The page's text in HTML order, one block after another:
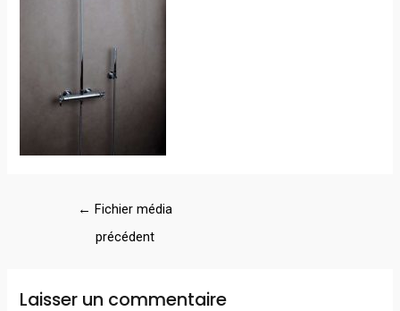
← Fichier média
précédent
Laisser un commentaire